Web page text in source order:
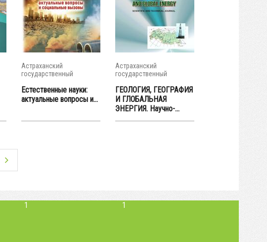
Астраханский
государственный
Естественные науки:
актуальные вопросы и...
Астраханский
государственный
ГЕОЛОГИЯ, ГЕОГРАФИЯ
И ГЛОБАЛЬНАЯ
ЭНЕРГИЯ. Научно-...
1 1